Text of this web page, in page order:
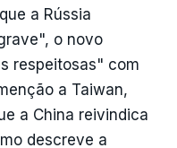
a Rússia
o novo
respeitosas" com
a Taiwan,
a China reivindica
descreve a